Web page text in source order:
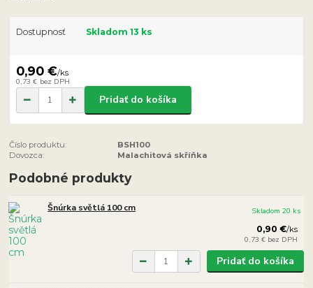
Dostupnosť Skladom 13 ks
0,90 €/ks
0,73 € bez DPH
Pridať do košíka
Číslo produktu:
BSH100
Dovozca:
Malachitová skříňka
Podobné produkty
Šnúrka světlá 100 cm
0,90 €/ks
0,73 € bez DPH
Skladom 20 ks
Pridať do košíka